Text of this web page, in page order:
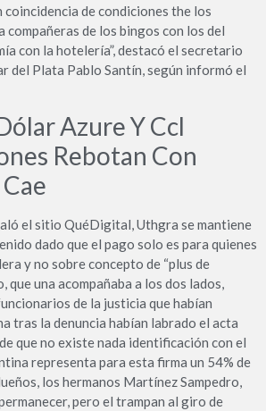
coincidencia de condiciones the los
compañeras de los bingos con los del
con la hotelería”, destacó el secretario
del Plata Pablo Santín, según informó el
Azure Y Ccl
Rebotan Con
el sitio QuéDigital, Uthgra se mantiene
dado que el pago solo es para quienes
y no sobre concepto de “plus de
que una acompañaba a los dos lados,
de la justicia que habían
tras la denuncia habían labrado el acta
que no existe nada identificación con el
representa para esta firma un 54% de
los hermanos Martínez Sampedro,
pero el trampan al giro de